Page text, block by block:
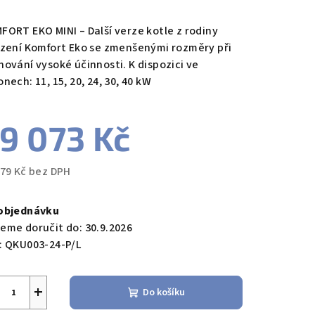
EKO MINI – Další verze kotle z rodiny
Komfort Eko se zmenšenými rozměry při
vysoké účinnosti. K dispozici ve
11, 15, 20, 24, 30, 40 kW
073 Kč
Kč bez DPH
doručit do: 30.9.2026
QKU003-24-P/L
+ Do košíku